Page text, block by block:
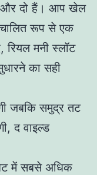
और दो हैं। आप खेल
रूप से एक
रियल मनी स्लॉट
का सही
जबकि समुद्र तट
द वाइल्ड
में सबसे अधिक